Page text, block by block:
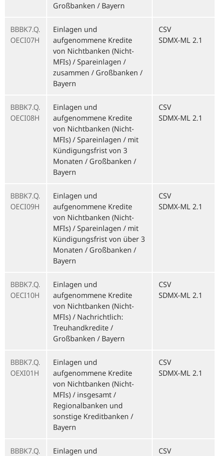
Großbanken / Bayern
BBBK7.Q.
OECI07H
Einlagen und
aufgenommene Kredite
von Nichtbanken (Nicht-
MFIs) / Spareinlagen /
zusammen / Großbanken /
Bayern
CSV
SDMX-ML 2.1
BBBK7.Q.
OECI08H
Einlagen und
aufgenommene Kredite
von Nichtbanken (Nicht-
MFIs) / Spareinlagen / mit
Kündigungsfrist von 3
Monaten / Großbanken /
Bayern
CSV
SDMX-ML 2.1
BBBK7.Q.
OECI09H
Einlagen und
aufgenommene Kredite
von Nichtbanken (Nicht-
MFIs) / Spareinlagen / mit
Kündigungsfrist von über 3
Monaten / Großbanken /
Bayern
CSV
SDMX-ML 2.1
BBBK7.Q.
OECI10H
Einlagen und
aufgenommene Kredite
von Nichtbanken (Nicht-
MFIs) / Nachrichtlich:
Treuhandkredite /
Großbanken / Bayern
CSV
SDMX-ML 2.1
BBBK7.Q.
OEXI01H
Einlagen und
aufgenommene Kredite
von Nichtbanken (Nicht-
MFIs) / insgesamt /
Regionalbanken und
sonstige Kreditbanken /
Bayern
CSV
SDMX-ML 2.1
BBBK7.Q.
Einlagen und
CSV